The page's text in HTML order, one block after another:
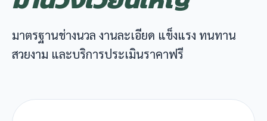
มาตรฐานช่างนวล งานละเอียด แข็งแรง ทนทาน
สวยงาม และบริการประเมินราคาฟรี